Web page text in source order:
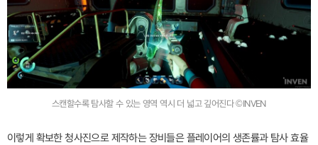
스캔할수록 탐사할 수 있는 영역 역시 더 넓고 깊어진다 ©INVEN
이렇게 확보한 청사진으로 제작하는 장비들은 플레이어의 생존률과 탐사 효율